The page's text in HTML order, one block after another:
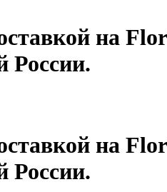
на
России.
на
России.